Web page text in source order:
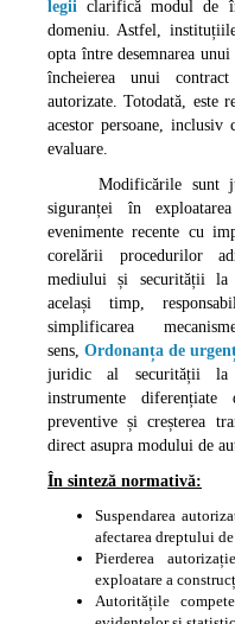
legii clarifică modul de
domeniu. Astfel,
opta între desemnarea
încheierea unui
autorizate. Totodată, este
acestor persoane,
evaluare.
Modificările sunt
siguranței în
evenimente recente cu
corelării procedurilor
mediului și securității la
același timp,
simplificarea
sens, Ordonanța de
juridic al securității la
instrumente
preventive și creșterea
direct asupra modului de
În sinteză normativă:
Suspendarea
afectarea dreptului
Pierderea
exploatare a
Autoritățile